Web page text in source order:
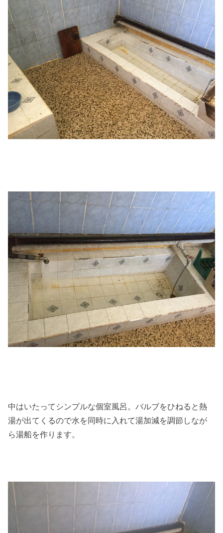
中はいたってシンプルな個室風呂。バルブをひねると熱
湯が出てくるので水を同時に入れて湯加減を調節しなが
ら湯船を作ります。